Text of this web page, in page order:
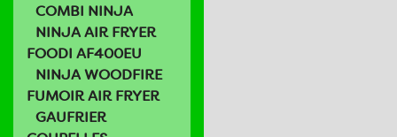
COMBI NINJA
NINJA AIR FRYER
FOODI AF400EU
NINJA WOODFIRE
FUMOIR AIR FRYER
GAUFRIER